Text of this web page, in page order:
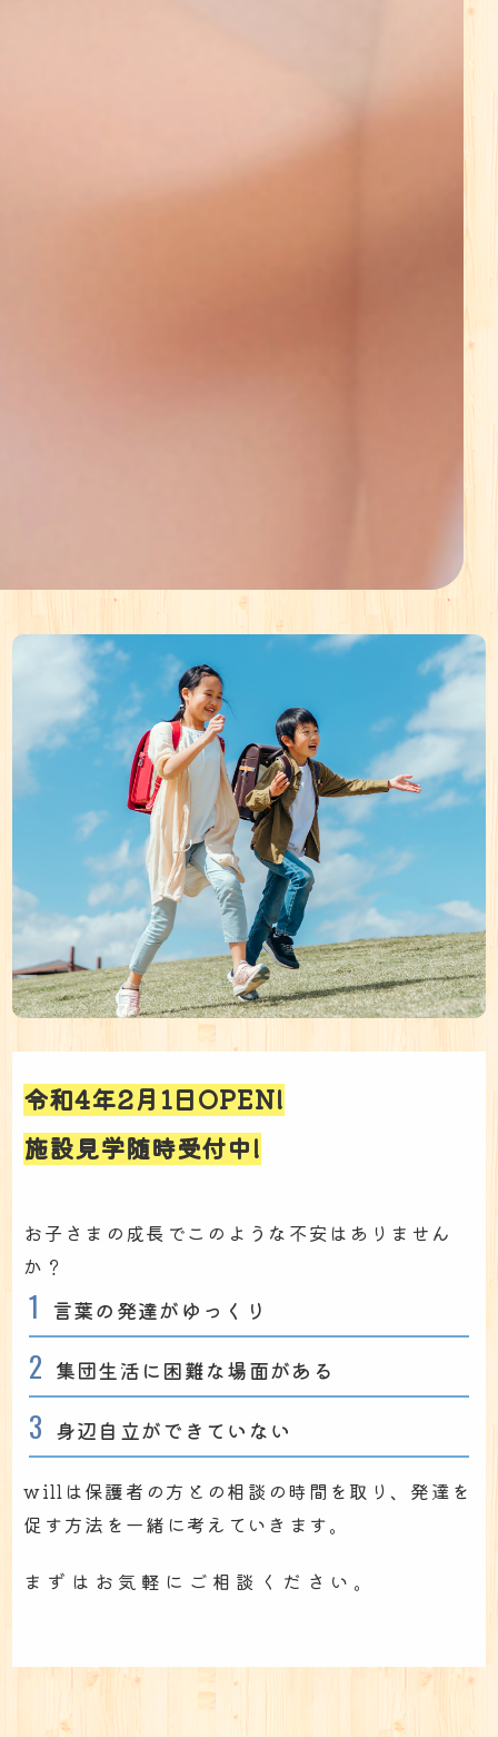
令和4年2月1日OPEN!
施設見学随時受付中!
お子さまの成長でこのような不安はありません
か？
言葉の発達がゆっくり
集団生活に困難な場面がある
身辺自立ができていない
willは保護者の方との相談の時間を取り、発達を
促す方法を一緒に考えていきます。
まずはお気軽にご相談ください。